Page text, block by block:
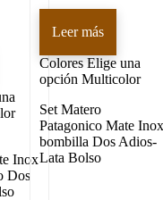
Inox
Dos
Leer más
Colores Elige una
opción Multicolor
Set Matero
Patagonico Mate
bombilla Dos Adios-
Lata Bolso